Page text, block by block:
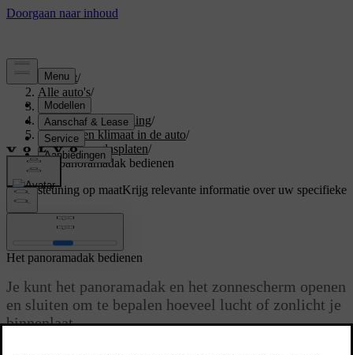
Support/
Alle auto's/
S60 2024
Gebruikershandleiding/
Comfort en klimaat in de auto/
Ruiten en glasplaten/
Het panoramadak bedienen
Ondersteuning op maatKrijg relevante informatie over uw specifieke
auto.
Het panoramadak bedienen
Je kunt het panoramadak en het zonnescherm openen
en sluiten om te bepalen hoeveel lucht of zonlicht je
binnenlaat.